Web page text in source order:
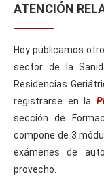
ATENCIÓN
Hoy publicamos
sector de la
Residencias
registrarse en la
sección de
compone de 3
exámenes de
provecho.